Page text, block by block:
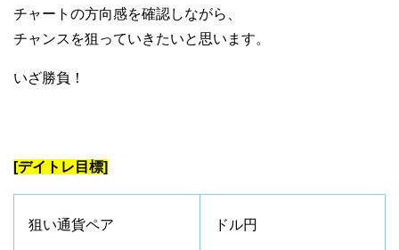
チャートの方向感を確認しながら、
チャンスを狙っていきたいと思います。
いざ勝負！
[デイトレ目標]
狙い通貨ペア ドル円